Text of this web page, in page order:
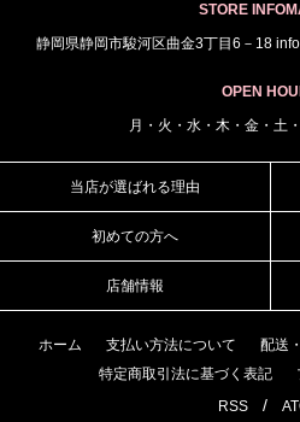
STORE
静岡県静岡市駿河区曲金3丁目6－18
OPEN
月・火・水・木・金・
当店が選ばれる理由
初めての方へ
店舗情報
ホーム 支払い方法について 配送
特定商取引法に基づく表記
RSS
/